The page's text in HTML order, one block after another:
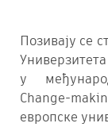
Позивају се
у
Change-
европске